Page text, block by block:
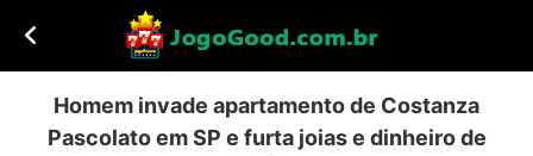
Homem invade apartamento de Costanza
Pascolato em SP e furta joias e dinheiro de